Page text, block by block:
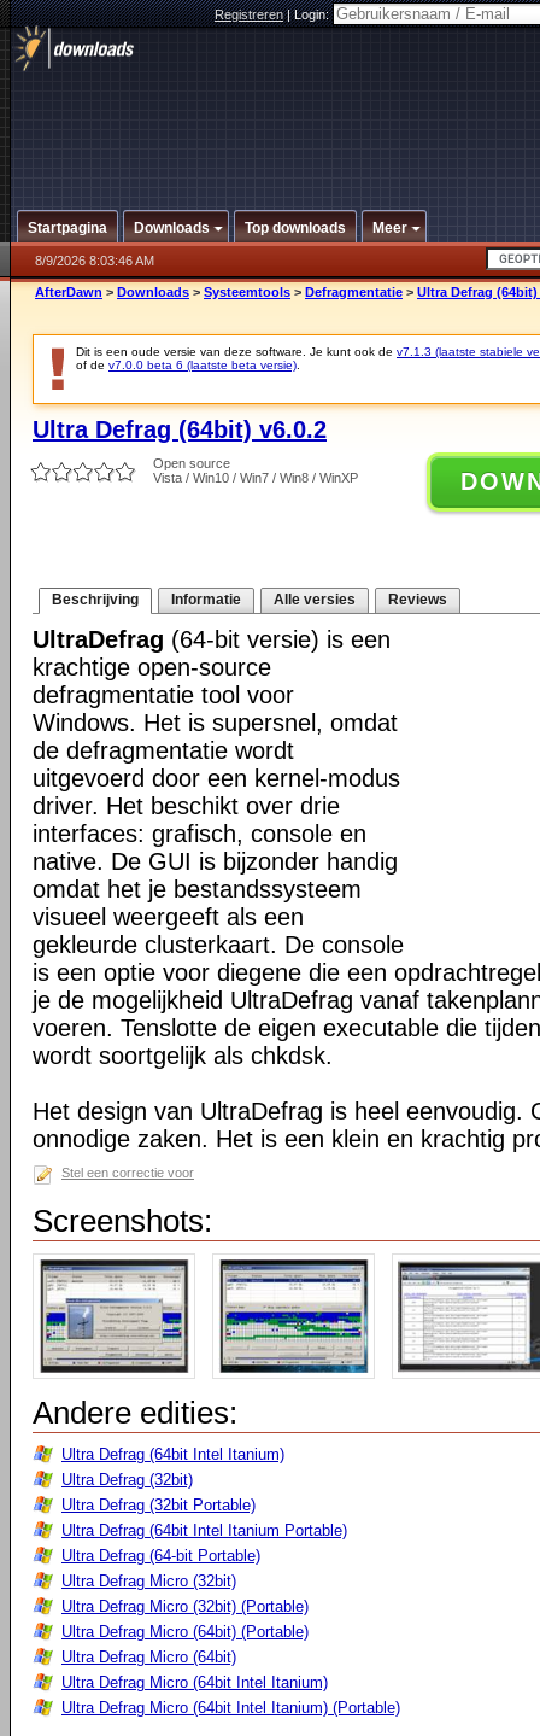
Registreren|Login:
Startpagina Downloads Top downloads Meer
8/9/2026 8:03:46 AM
AfterDawn > Downloads > Systeemtools > Defragmentatie > Ultra Defrag (64bit)
Dit is een oude versie van deze software. Je kunt ook de v7.1.3 (laatste stabiele
of de v7.0.0 beta 6 (laatste beta versie)
Ultra Defrag (64bit) v6.0.2
Open source
Vista / Win10 / Win7 / Win8 / WinXP
Beschrijving Informatie Alle versies Reviews
UltraDefrag (64-bit versie) is een
krachtige open-source
defragmentatie tool voor
Windows. Het is supersnel, omdat
de defragmentatie wordt
uitgevoerd door een kernel-modus
driver. Het beschikt over drie
interfaces: grafisch, console en
native. De GUI is bijzonder handig
omdat het je bestandssysteem
visueel weergeeft als een
gekleurde clusterkaart. De console
is een optie voor diegene die een
je de mogelijkheid UltraDefrag vanaf
voeren. Tenslotte de eigen executable die
wordt soortgelijk als chkdsk.
Het design van UltraDefrag is heel eenvoudig.
onnodige zaken. Het is een klein en krachtig
Stel een correctie voor
Screenshots:
Andere edities:
Ultra Defrag (64bit Intel Itanium)
Ultra Defrag (32bit)
Ultra Defrag (32bit Portable)
Ultra Defrag (64bit Intel Itanium Portable)
Ultra Defrag (64-bit Portable)
Ultra Defrag Micro (32bit)
Ultra Defrag Micro (32bit) (Portable)
Ultra Defrag Micro (64bit) (Portable)
Ultra Defrag Micro (64bit)
Ultra Defrag Micro (64bit Intel Itanium)
Ultra Defrag Micro (64bit Intel Itanium) (Portable)